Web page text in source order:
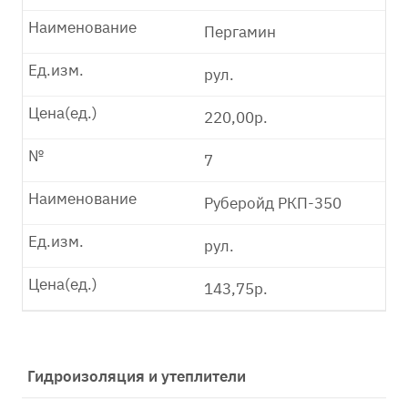
Пергамин
Наименование
рул.
Ед.изм.
220,00р.
Цена(ед.)
7
№
Руберойд РКП-350
Наименование
рул.
Ед.изм.
143,75р.
Цена(ед.)
Гидроизоляция и утеплители